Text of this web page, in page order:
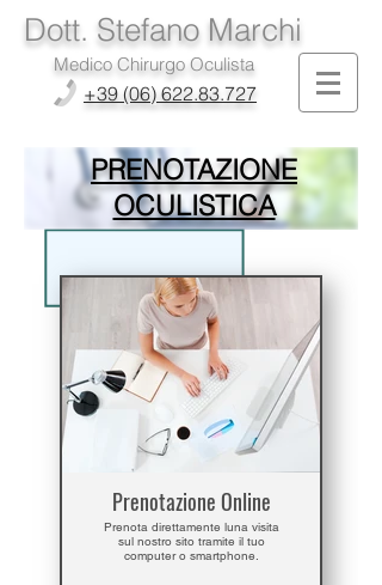
Dott. Stefano Marchi
Medico Chirurgo Oculista
+39 (06) 622.83.727
PRENOTAZIONE
OCULISTICA
Prenotazione Online
Prenota direttamente luna visita
sul nostro sito tramite il tuo
computer o smartphone.